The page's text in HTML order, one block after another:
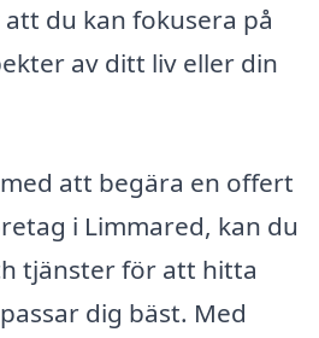
du kan fokusera på
av ditt liv eller din
att begära en offert
i Limmared, kan du
tjänster för att hitta
dig bäst. Med